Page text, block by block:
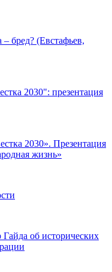
бред? (Евстафьев,
2030": презентация
2030». Презентация
жизнь»
об исторических